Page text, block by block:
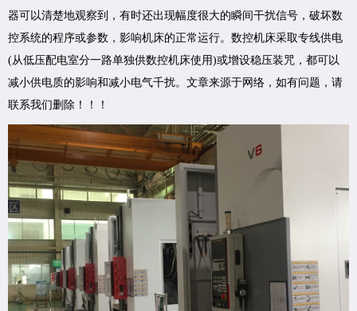
器可以清楚地观察到，有时还出现幅度很大的瞬间干扰信号，破坏数
控系统的程序或参数，影响机床的正常运行。数控机床采取专线供电
(从低压配电室分一路单独供数控机床使用)或增设稳压装咒，都可以
减小供电质的影响和减小电气千扰。文章来源于网络，如有问题，请
联系我们删除！！！